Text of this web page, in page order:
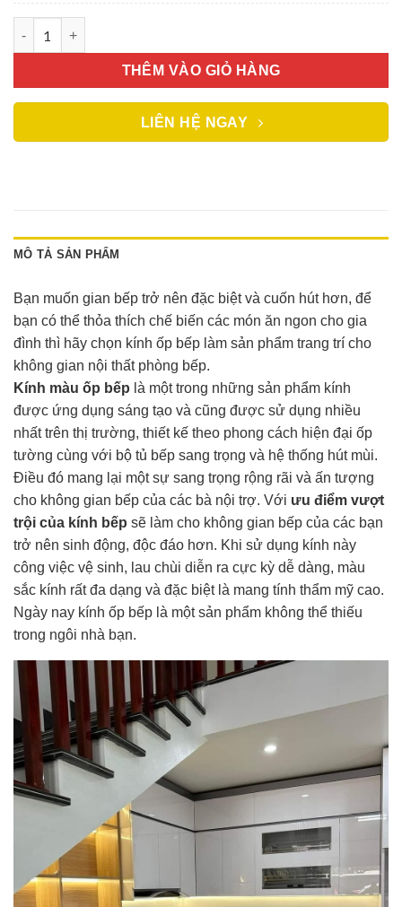
THÊM VÀO GIỎ HÀNG
LIÊN HỆ NGAY
MÔ TẢ SẢN PHẨM
Bạn muốn gian bếp trở nên đặc biệt và cuốn hút hơn, để
bạn có thể thỏa thích chế biến các món ăn ngon cho gia
đình thì hãy chọn kính ốp bếp làm sản phẩm trang trí cho
không gian nội thất phòng bếp.
Kính màu ốp bếp là một trong những sản phẩm kính
được ứng dụng sáng tạo và cũng được sử dụng nhiều
nhất trên thị trường, thiết kế theo phong cách hiện đại ốp
tường cùng với bộ tủ bếp sang trọng và hệ thống hút mùi.
Điều đó mang lại một sự sang trọng rộng rãi và ấn tượng
cho không gian bếp của các bà nội trợ. Với ưu điểm vượt
trội của kính bếp sẽ làm cho không gian bếp của các bạn
trở nên sinh động, độc đáo hơn. Khi sử dụng kính này
công việc vệ sinh, lau chùi diễn ra cực kỳ dễ dàng, màu
sắc kính rất đa dạng và đặc biệt là mang tính thẩm mỹ cao.
Ngày nay kính ốp bếp là một sản phẩm không thể thiếu
trong ngôi nhà bạn.